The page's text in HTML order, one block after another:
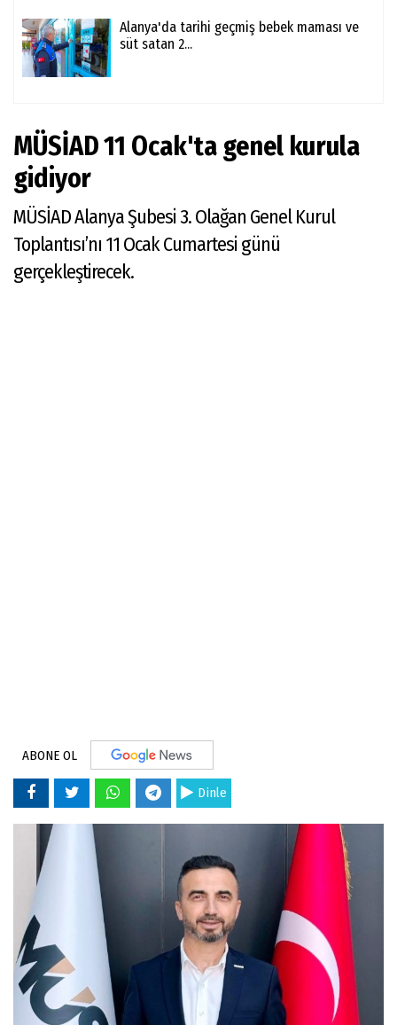
Alanya'da tarihi geçmiş bebek maması ve
süt satan 2...
MÜSİAD 11 Ocak'ta genel kurula
gidiyor
MÜSİAD Alanya Şubesi 3. Olağan Genel Kurul
Toplantısı’nı 11 Ocak Cumartesi günü
gerçekleştirecek.
ABONE OL
Dinle